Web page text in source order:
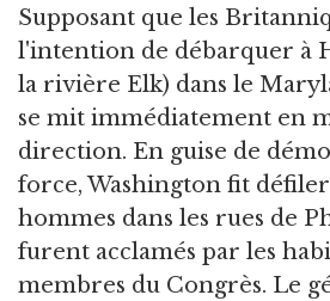
Supposant que les
l'intention de débarquer à
la rivière Elk) dans le
se mit immédiatement en
direction. En guise de
force, Washington fit défiler
hommes dans les rues de
furent acclamés par les
membres du Congrès. Le